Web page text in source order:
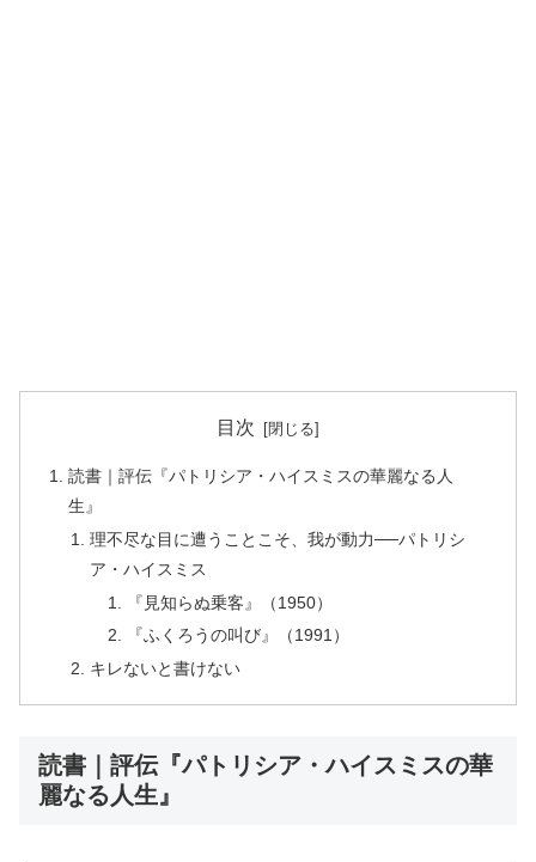
目次
読書｜評伝『パトリシア・ハイスミスの華麗なる人
生』
理不尽な目に遭うことこそ、我が動力──パトリシ
ア・ハイスミス
『見知らぬ乗客』（1950）
『ふくろうの叫び』（1991）
キレないと書けない
読書｜評伝『パトリシア・ハイスミスの華
麗なる人生』